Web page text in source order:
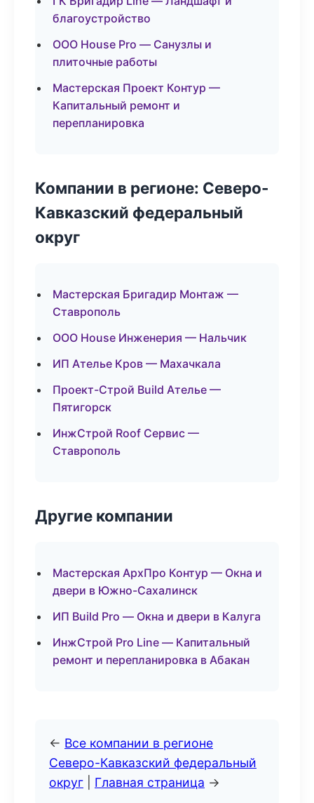
благоустройство
ООО House Pro — Санузлы и
плиточные работы
Мастерская Проект Контур —
Капитальный ремонт и
перепланировка
Компании в регионе: Северо-
Кавказский федеральный
округ
Мастерская Бригадир Монтаж —
Ставрополь
ООО House Инженерия — Нальчик
ИП Ателье Кров — Махачкала
Проект-Строй Build Ателье —
Пятигорск
ИнжСтрой Roof Сервис —
Ставрополь
Другие компании
Мастерская АрхПро Контур — Окна и
двери в Южно-Сахалинск
ИП Build Pro — Окна и двери в Калуга
ИнжСтрой Pro Line — Капитальный
ремонт и перепланировка в Абакан
← Все компании в регионе
Северо-Кавказский федеральный
округ
Главная страница →